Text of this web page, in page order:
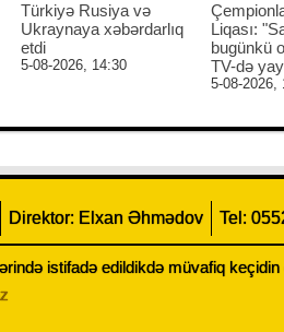
Türkiyə Rusiya və
Ukraynaya xəbərdarlıq
etdi
5-08-2026, 14:30
Liqası:
bugünkü
TV-də
5-08-2026,
Direktor: Elxan Əhmədov Tel:
istifadə edildikdə müvafiq keçidin